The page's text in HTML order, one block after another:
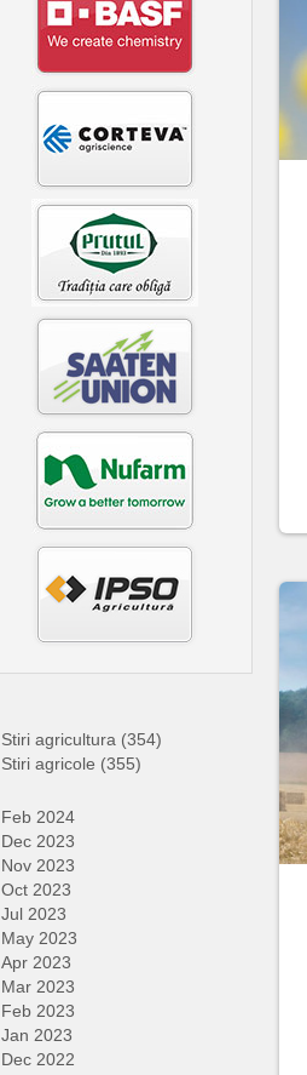
Stiri agricultura (354)
Stiri agricole (355)
Feb 2024
Dec 2023
Nov 2023
Oct 2023
Jul 2023
May 2023
Apr 2023
Mar 2023
Feb 2023
Jan 2023
Dec 2022